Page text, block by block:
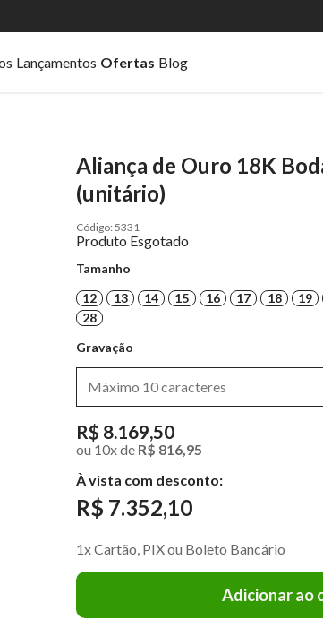
Lançamentos Ofertas Blog
Aliança de Ouro 18K
(unitário)
5331
Produto Esgotado
Tamanho
12
13 14 15 16 17 18 19
28
Gravação
R$ 8.169,50
ou 10xde R$ 816,95
À vista com desconto:
R$ 7.352,10
1x Cartão, PIX ou Boleto Bancário
Adicionar ao